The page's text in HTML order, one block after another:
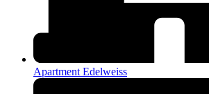
Apartment Edelweiss